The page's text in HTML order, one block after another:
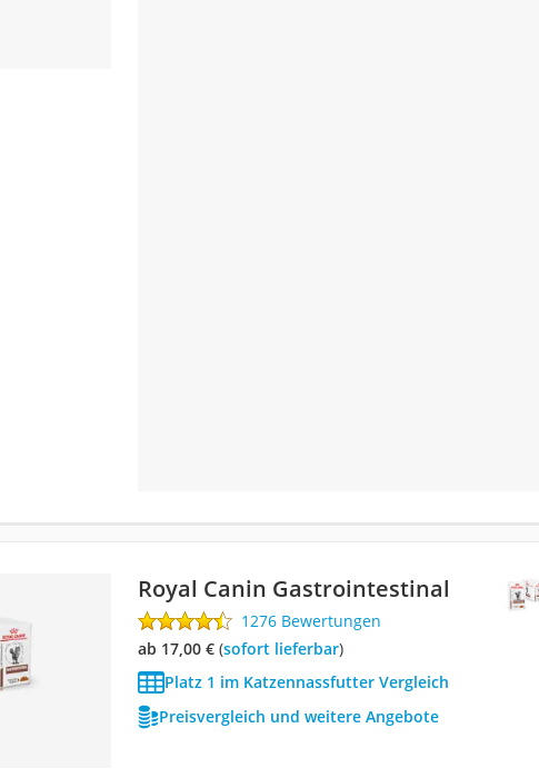
Royal Canin Gastrointestinal
1276 Bewertungen
ab 17,00 €( Sofort lieferbar)
Platz 1 im Katzennassfutter Vergleich
Preisvergleich und weitere Angebote